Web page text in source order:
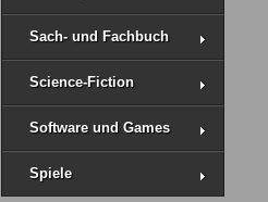
Sach- und Fachbuch
Science-Fiction
Software und Games
Spiele